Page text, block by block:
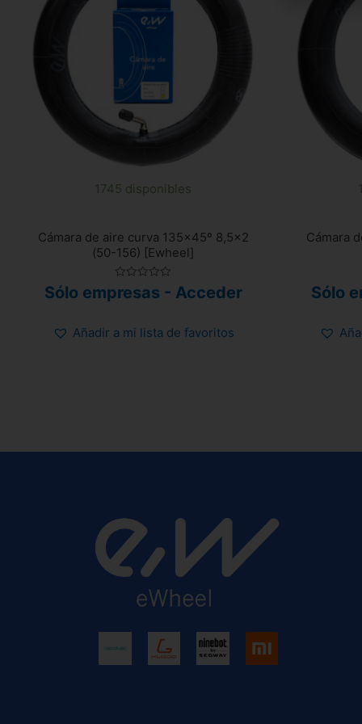
1745 disponibles
Cámara de aire curva 135×45º 8,5×2
(50-156) [Ewheel]
con
Sólo empresas - Acceder
Añadir a mi lista de favoritos
Cámara
Sólo